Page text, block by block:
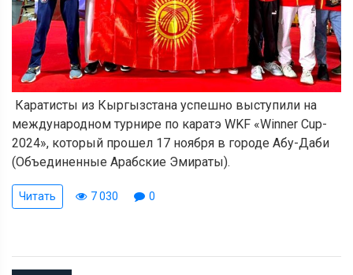
Каратисты из Кыргызстана успешно выступили на
международном турнире по каратэ WKF «Winner Cup-
2024», который прошел 17 ноября в городе Абу-Даби
(Объединенные Арабские Эмираты).
Читать 7 030 0